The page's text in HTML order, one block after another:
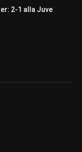
2-1 alla Juve